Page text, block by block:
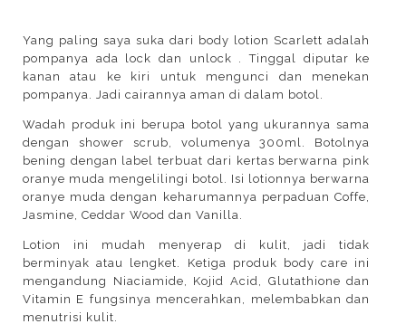
Yang paling saya suka dari body lotion Scarlett adalah
pompanya ada lock dan unlock . Tinggal diputar ke
kanan atau ke kiri untuk mengunci dan menekan
pompanya. Jadi cairannya aman di dalam botol.
Wadah produk ini berupa botol yang ukurannya sama
dengan shower scrub, volumenya 300ml. Botolnya
bening dengan label terbuat dari kertas berwarna pink
oranye muda mengelilingi botol. Isi lotionnya berwarna
oranye muda dengan keharumannya perpaduan Coffe,
Jasmine, Ceddar Wood dan Vanilla.
Lotion ini mudah menyerap di kulit, jadi tidak
berminyak atau lengket. Ketiga produk body care ini
mengandung Niaciamide, Kojid Acid, Glutathione dan
Vitamin E fungsinya mencerahkan, melembabkan dan
menutrisi kulit.